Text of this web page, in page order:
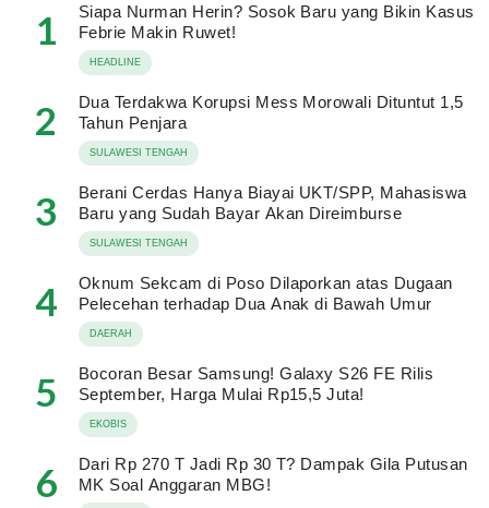
1
Siapa Nurman Herin? Sosok Baru yang Bikin Kasus
Febrie Makin Ruwet!
HEADLINE
2
Dua Terdakwa Korupsi Mess Morowali Dituntut 1,5
Tahun Penjara
SULAWESI TENGAH
3
Berani Cerdas Hanya Biayai UKT/SPP, Mahasiswa
Baru yang Sudah Bayar Akan Direimburse
SULAWESI TENGAH
4
Oknum Sekcam di Poso Dilaporkan atas Dugaan
Pelecehan terhadap Dua Anak di Bawah Umur
DAERAH
5
Bocoran Besar Samsung! Galaxy S26 FE Rilis
September, Harga Mulai Rp15,5 Juta!
EKOBIS
6
Dari Rp 270 T Jadi Rp 30 T? Dampak Gila Putusan
MK Soal Anggaran MBG!